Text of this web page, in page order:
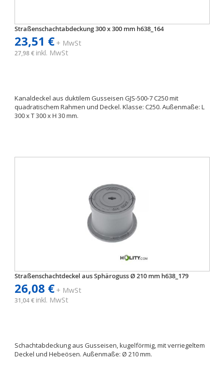
Straßenschachtabdeckung 300 x 300 mm h638_164
23,51 €+ MwSt
27,98 € inkl. MwSt
Kanaldeckel aus duktilem Gusseisen GJS-500-7 C250 mit
quadratischem Rahmen und Deckel. Klasse: C250. Außenmaße: L
300 x T 300 x H 30 mm.
Straßenschachtdeckel aus Sphäroguss Ø 210 mm h638_179
26,08 €+ MwSt
31,04 € inkl. MwSt
Schachtabdeckung aus Gusseisen, kugelförmig, mit verriegeltem
Deckel und Hebeösen. Außenmaße: Ø 210 mm.